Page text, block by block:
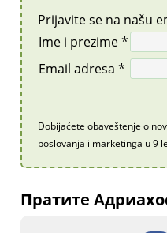
Prijavite se na našu
Ime i prezime *
Email adresa *
Dobijaćete obaveštenje o
poslovanja i marketinga u 9
Пратите